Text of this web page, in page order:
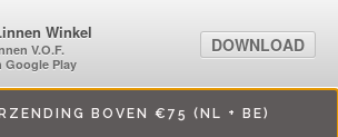
BOVEN €75 (NL + BE)
V.O.F.
Google Play
DOWNLOAD
Winkel
V.O.F.
Google Play
DOWNLOAD